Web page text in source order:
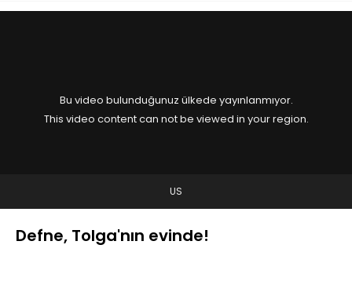
Bu video bulunduğunuz ülkede yayınlanmıyor.
This video content can not be viewed in your region.
US
Defne, Tolga'nın evinde!